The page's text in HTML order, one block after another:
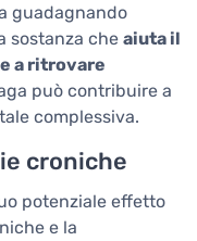
guadagnando
sostanza che aiuta il
a ritrovare
può contribuire a
complessiva.
croniche
potenziale effetto
e la